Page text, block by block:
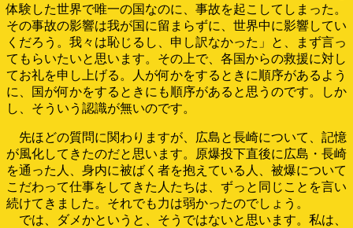
体験した世界で唯一の国なのに、事故を起こしてしまった。
その事故の影響は我が国に留まらずに、世界中に影響してい
くだろう。我々は恥じるし、申し訳なかった」と、まず言っ
てもらいたいと思います。その上で、各国からの救援に対し
てお礼を申し上げる。人が何かをするときに順序があるよう
に、国が何かをするときにも順序があると思うのです。しか
し、そういう認識が無いのです。
先ほどの質問に関わりますが、広島と長崎について、記憶
が風化してきたのだと思います。原爆投下直後に広島・長崎
を通った人、身内に被ばく者を抱えている人、被爆について
こだわって仕事をしてきた人たちは、ずっと同じことを言い
続けてきました。それでも力は弱かったのでしょう。
では、ダメかというと、そうではないと思います。私は、